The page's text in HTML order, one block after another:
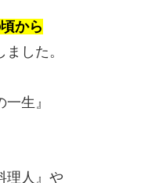
から
ました。
生』
理人』や